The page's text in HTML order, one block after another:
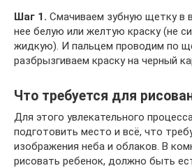
Шаг 1. Смачиваем зубную щетку в
нее белую или желтую краску (не
жидкую). И пальцем проводим по
разбрызгиваем краску на черный
Что требуется для
Для этого увлекательного
подготовить место и всё, что
изображения неба и облаков. В
рисовать ребенок, должно быть